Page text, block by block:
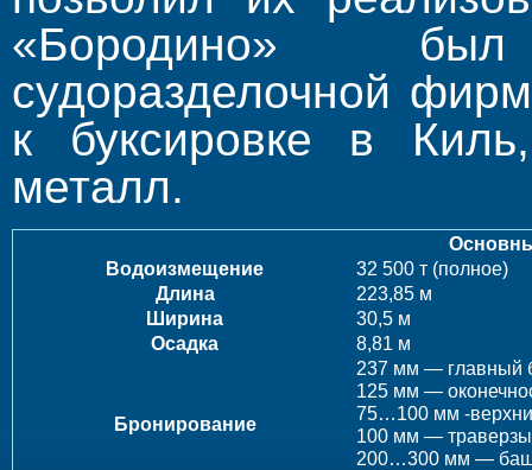
«Бородино»
судоразделочной
к буксировке в
металл.
Водоизмещение
32 500 т (полное)
Длина
223,85 м
Ширина
30,5 м
Осадка
8,81 м
Бронирование
237 мм — главный
125 мм —
75…100 мм -
100 мм —
200…300 мм —